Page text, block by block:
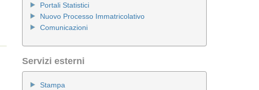
Portali Statistici
Nuovo Processo Immatricolativo
Comunicazioni
Servizi esterni
Stampa